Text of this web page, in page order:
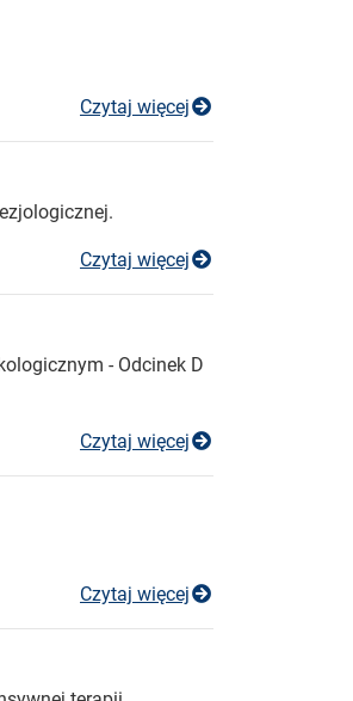
Czytaj więcej
Czytaj więcej
- Odcinek D
Czytaj więcej
Czytaj więcej